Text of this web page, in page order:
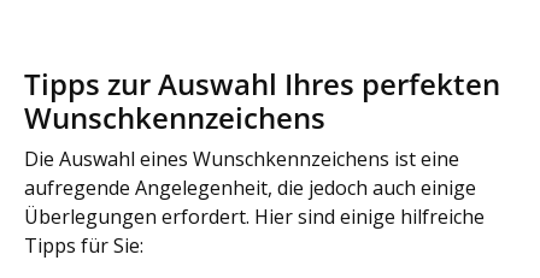
Tipps zur Auswahl Ihres perfekten
Wunschkennzeichens
Die Auswahl eines Wunschkennzeichens ist eine
aufregende Angelegenheit, die jedoch auch einige
Überlegungen erfordert. Hier sind einige hilfreiche
Tipps für Sie: